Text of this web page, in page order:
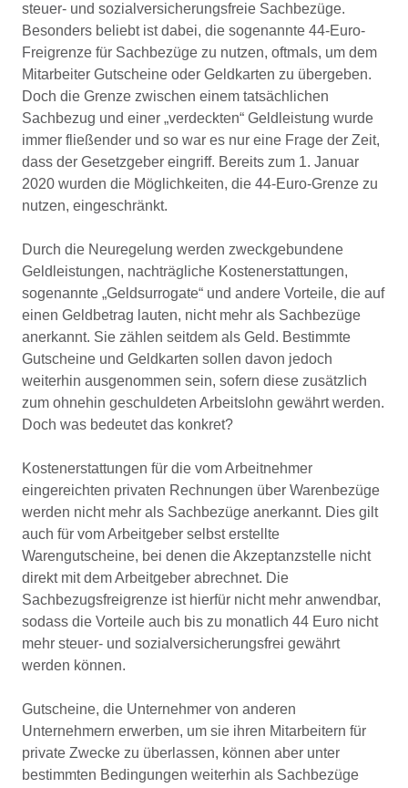
steuer- und sozialversicherungsfreie Sachbezüge.
Besonders beliebt ist dabei, die sogenannte 44-Euro-
Freigrenze für Sachbezüge zu nutzen, oftmals, um dem
Mitarbeiter Gutscheine oder Geldkarten zu übergeben.
Doch die Grenze zwischen einem tatsächlichen
Sachbezug und einer „verdeckten“ Geldleistung wurde
immer fließender und so war es nur eine Frage der Zeit,
dass der Gesetzgeber eingriff. Bereits zum 1. Januar
2020 wurden die Möglichkeiten, die 44-Euro-Grenze zu
nutzen, eingeschränkt.
Durch die Neuregelung werden zweckgebundene
Geldleistungen, nachträgliche Kostenerstattungen,
sogenannte „Geldsurrogate“ und andere Vorteile, die auf
einen Geldbetrag lauten, nicht mehr als Sachbezüge
anerkannt. Sie zählen seitdem als Geld. Bestimmte
Gutscheine und Geldkarten sollen davon jedoch
weiterhin ausgenommen sein, sofern diese zusätzlich
zum ohnehin geschuldeten Arbeitslohn gewährt werden.
Doch was bedeutet das konkret?
Kostenerstattungen für die vom Arbeitnehmer
eingereichten privaten Rechnungen über Warenbezüge
werden nicht mehr als Sachbezüge anerkannt. Dies gilt
auch für vom Arbeitgeber selbst erstellte
Warengutscheine, bei denen die Akzeptanzstelle nicht
direkt mit dem Arbeitgeber abrechnet. Die
Sachbezugsfreigrenze ist hierfür nicht mehr anwendbar,
sodass die Vorteile auch bis zu monatlich 44 Euro nicht
mehr steuer- und sozialversicherungsfrei gewährt
werden können.
Gutscheine, die Unternehmer von anderen
Unternehmern erwerben, um sie ihren Mitarbeitern für
private Zwecke zu überlassen, können aber unter
bestimmten Bedingungen weiterhin als Sachbezüge